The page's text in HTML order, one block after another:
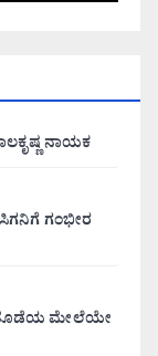
ನಾಯಕ
ಗಂಭೀರ
ಮೇಲೆಯೇ